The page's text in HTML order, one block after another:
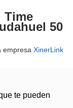
Time
50
empresa XinerLink
te pueden